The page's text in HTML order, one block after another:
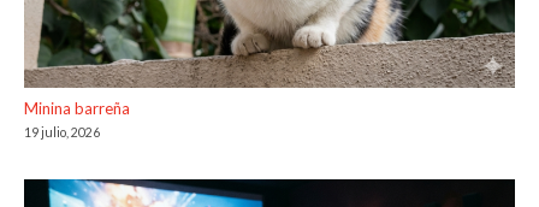
Minina barreña
19 julio, 2026